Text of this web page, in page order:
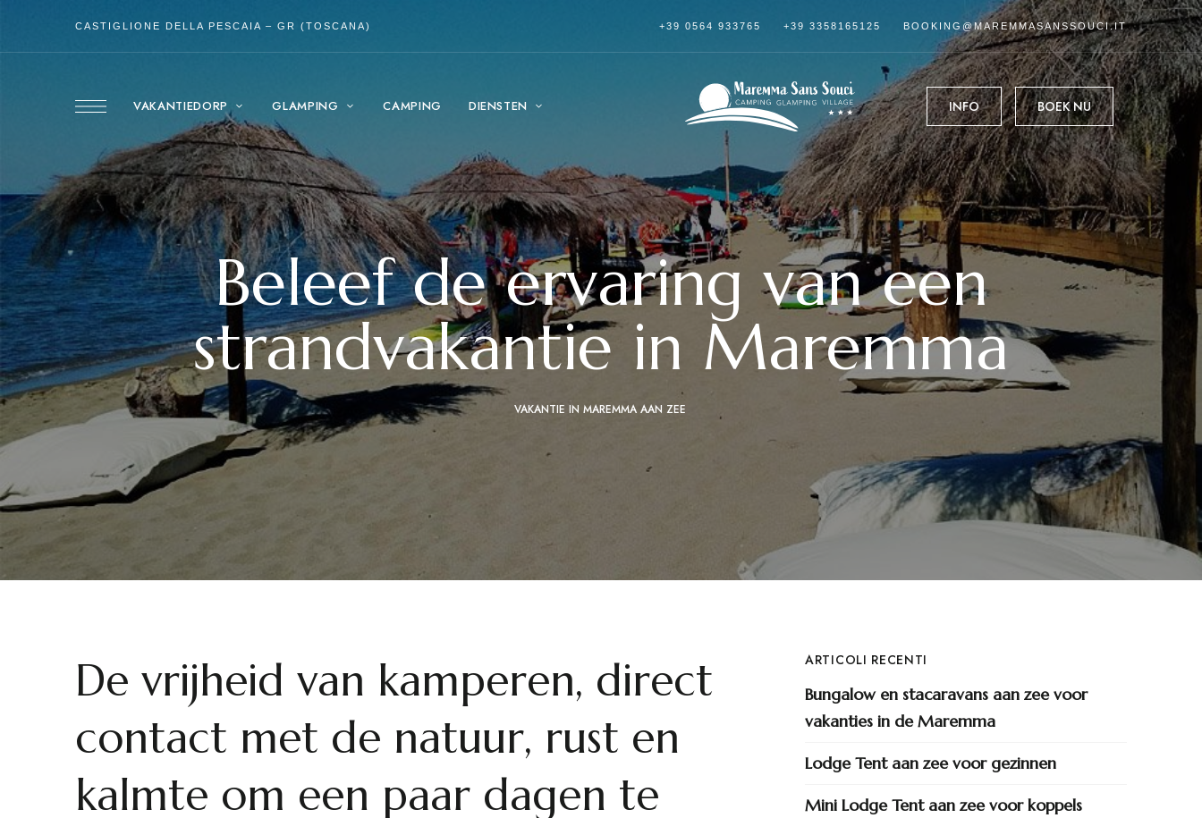
CASTIGLIONE DELLA PESCAIA – GR (TOSCANA) +39 0564 933765 +39 3358165125 BOOKING@MAREMMASANSSOUCI.IT
VAKANTIEDORP GLAMPING CAMPING DIENSTEN INFO BOEK NU
Beleef de ervaring van een
strandvakantie in Maremma
VAKANTIE IN MAREMMA AAN ZEE
De vrijheid van kamperen, direct
contact met de natuur, rust en
kalmte om een paar dagen te
ARTICOLI RECENTI
Bungalow en stacaravans aan zee voor
vakanties in de Maremma
Lodge Tent aan zee voor gezinnen
Mini Lodge Tent aan zee voor koppels